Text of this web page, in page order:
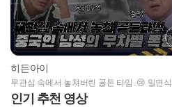
히든아이
무관심 속에서 놓쳐버린 골든 타임..😢 일면
노인들을 향한 중국인 남성의 무차별 폭행
인기 추천 영상